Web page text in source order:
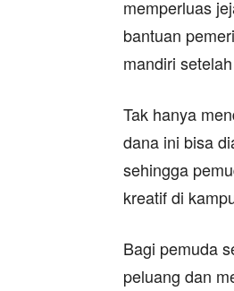
memperluas
bantuan
mandiri
Tak hanya
dana ini bisa
sehingga
kreatif di
Bagi pemuda
peluang dan